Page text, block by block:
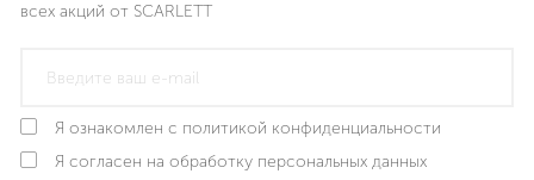
всех акций от SCARLETT
Я ознакомлен с политикой конфиденциальности
Я согласен на обработку персональных данных